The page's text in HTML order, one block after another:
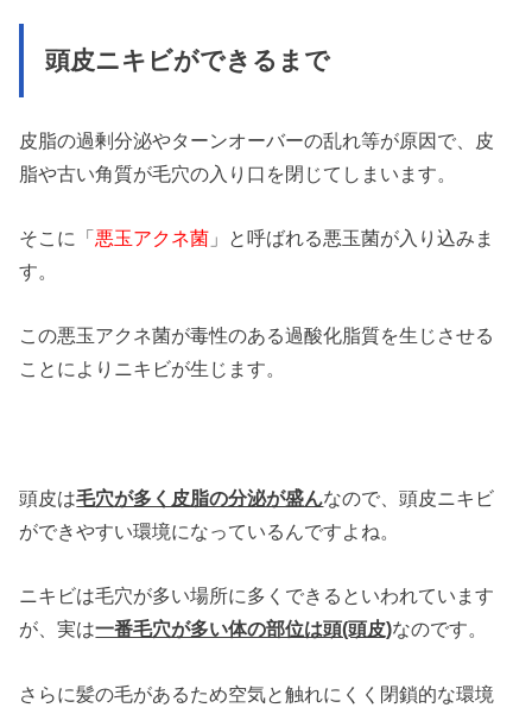
頭皮ニキビができるまで
皮脂の過剰分泌やターンオーバーの乱れ等が原因で、皮
脂や古い角質が毛穴の入り口を閉じてしまいます。
そこに「悪玉アクネ菌 」と呼ばれる悪玉菌が入り込みま
す。
この悪玉アクネ菌が毒性のある過酸化脂質を生じさせる
ことによりニキビが生じます。
頭皮は毛穴が多く皮脂の分泌が盛んなので、頭皮ニキビ
ができやすい環境になっているんですよね。
ニキビは毛穴が多い場所に多くできるといわれています
が、実は一番毛穴が多い体の部位は頭(頭皮)なのです。
さらに髪の毛があるため空気と触れにくく閉鎖的な環境